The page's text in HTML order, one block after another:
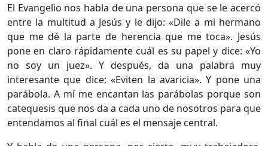
El Evangelio nos habla de una persona que se le acercó
entre la multitud a Jesús y le dijo: «Dile a mi hermano
que me dé la parte de herencia que me toca». Jesús
pone en claro rápidamente cuál es su papel y dice: «Yo
no soy un juez». Y después, da una palabra muy
interesante que dice: «Eviten la avaricia». Y pone una
parábola. A mí me encantan las parábolas porque son
catequesis que nos da a cada uno de nosotros para que
entendamos al final cuál es el mensaje central.